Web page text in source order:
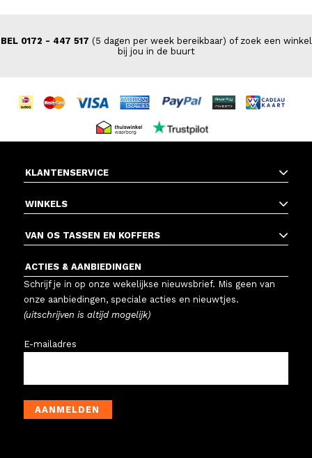
BEL 0172 - 447 517 (5 dagen per week bereikbaar) of zoek een winkel
bij jou in de buurt
KLANTENSERVICE
WINKELS
VAN OS TASSEN EN KOFFERS
ACTIES & AANBIEDINGEN
Schrijf je in op onze wekelijkse nieuwsbrief. Mis geen van
onze aanbiedingen, speciale acties en nieuwtjes.
(uitschrijven is altijd mogelijk)
E-mailadres
AANMELDEN